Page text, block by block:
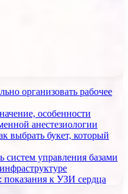
организовать рабочее
особенности
анестезиологии
выбрать букет, который
управления базами
показания к УЗИ сердца